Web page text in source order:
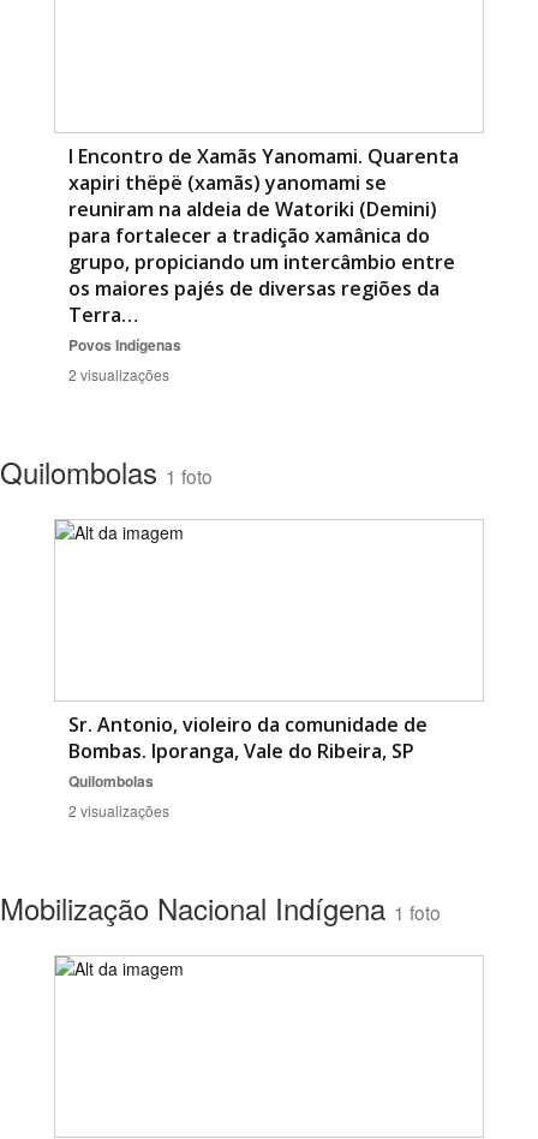
I Encontro de Xamãs Yanomami. Quarenta
xapiri thëpë (xamãs) yanomami se
reuniram na aldeia de Watoriki (Demini)
para fortalecer a tradição xamânica do
grupo, propiciando um intercâmbio entre
os maiores pajés de diversas regiões da
Terra…
Povos Indígenas
2 visualizações
Quilombolas 1 foto
Sr. Antonio, violeiro da comunidade de
Bombas. Iporanga, Vale do Ribeira, SP
Quilombolas
2 visualizações
Mobilização Nacional Indígena 1 foto